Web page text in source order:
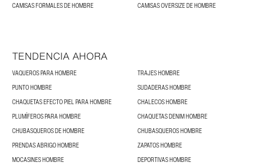
CAMISAS FORMALES DE HOMBRE
CAMISAS OVERSIZE DE HOMBRE
TENDENCIA AHORA
VAQUEROS PARA HOMBRE
TRAJES HOMBRE
PUNTO HOMBRE
SUDADERAS HOMBRE
CHAQUETAS EFECTO PIEL PARA HOMBRE
CHALECOS HOMBRE
PLUMÍFEROS PARA HOMBRE
CHAQUETAS DENIM HOMBRE
CHUBASQUEROS DE HOMBRE
CHUBASQUEROS HOMBRE
PRENDAS ABRIGO HOMBRE
ZAPATOS HOMBRE
MOCASINES HOMBRE
DEPORTIVAS HOMBRE